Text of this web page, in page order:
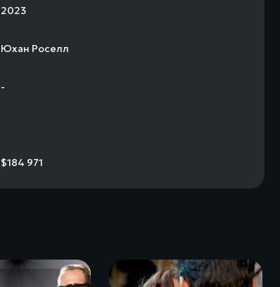
2023
Юхан Роселл
-
$184 971